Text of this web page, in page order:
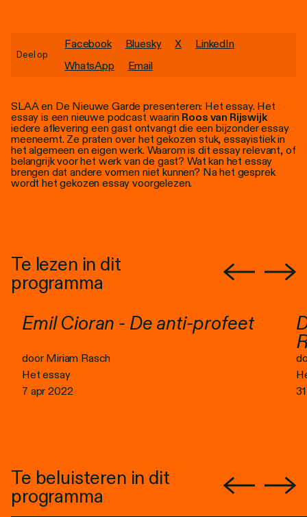
SLAA en De Nieuwe Garde presenteren: Het essay. Het
essay is een nieuwe podcast waarin Roos van Rijswijk
iedere aflevering een gast ontvangt die een bijzonder essay
meeneemt. Ze praten over het gekozen stuk, essayistiek in
het algemeen en eigen werk. Waarom is dit essay relevant, of
belangrijk voor het werk van de gast? Wat kan het essay
brengen dat andere vormen niet kunnen? Na het gesprek
wordt het gekozen essay voorgelezen.
Deel op
Facebook Bluesky X
LinkedIn
WhatsApp
Email
Te lezen in dit
programma
Emil Cioran - De anti-profeet
door Miriam Rasch
Het essay
7 apr 2022
Te beluisteren in dit
programma
Toegankelijkheid
Stadsdichter